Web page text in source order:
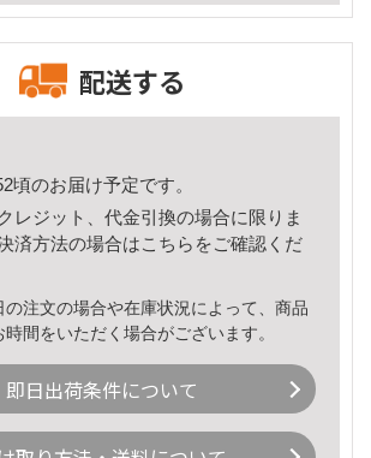
配送する
頃のお届け予定です。
レジット、代金引換の場合に限りま
済方法の場合はこちら をご確認くだ
注文の場合や在庫状況によって、商品
間をいただく場合がございます。
即日出荷条件について